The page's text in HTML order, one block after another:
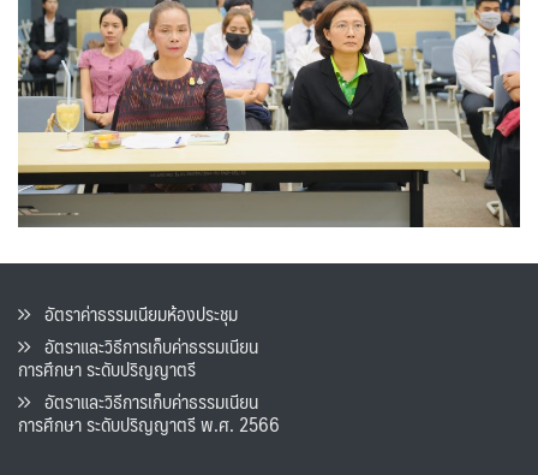
อัตราค่าธรรมเนียมห้องประชุม
อัตราและวิธีการเก็บค่าธรรมเนียน
การศึกษา ระดับปริญญาตรี
อัตราและวิธีการเก็บค่าธรรมเนียน
การศึกษา ระดับปริญญาตรี พ.ศ. 2566